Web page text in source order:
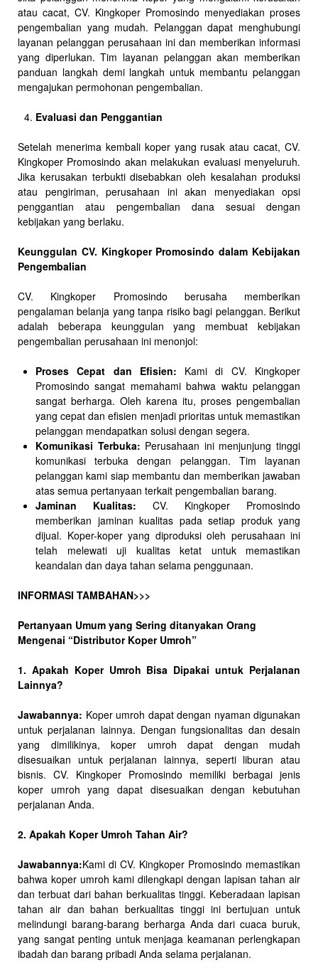
atau cacat, CV. Kingkoper Promosindo menyediakan proses
pengembalian yang mudah. Pelanggan dapat menghubungi
layanan pelanggan perusahaan ini dan memberikan informasi
yang diperlukan. Tim layanan pelanggan akan memberikan
panduan langkah demi langkah untuk membantu pelanggan
mengajukan permohonan pengembalian.
Evaluasi dan Penggantian
Setelah menerima kembali koper yang rusak atau cacat, CV.
Kingkoper Promosindo akan melakukan evaluasi menyeluruh.
Jika kerusakan terbukti disebabkan oleh kesalahan produksi
atau pengiriman, perusahaan ini akan menyediakan opsi
penggantian atau pengembalian dana sesuai dengan
kebijakan yang berlaku.
Keunggulan CV. Kingkoper Promosindo dalam Kebijakan
Pengembalian
CV. Kingkoper Promosindo berusaha memberikan
pengalaman belanja yang tanpa risiko bagi pelanggan. Berikut
adalah beberapa keunggulan yang membuat kebijakan
pengembalian perusahaan ini menonjol:
Proses Cepat dan Efisien: Kami di CV. Kingkoper
Promosindo sangat memahami bahwa waktu pelanggan
sangat berharga. Oleh karena itu, proses pengembalian
yang cepat dan efisien menjadi prioritas untuk memastikan
pelanggan mendapatkan solusi dengan segera.
Komunikasi Terbuka: Perusahaan ini menjunjung tinggi
komunikasi terbuka dengan pelanggan. Tim layanan
pelanggan kami siap membantu dan memberikan jawaban
atas semua pertanyaan terkait pengembalian barang.
Jaminan Kualitas: CV. Kingkoper Promosindo
memberikan jaminan kualitas pada setiap produk yang
dijual. Koper-koper yang diproduksi oleh perusahaan ini
telah melewati uji kualitas ketat untuk memastikan
keandalan dan daya tahan selama penggunaan.
INFORMASI TAMBAHAN>>>
Pertanyaan Umum yang Sering ditanyakan Orang
Mengenai “Distributor Koper Umroh”
1. Apakah Koper Umroh Bisa Dipakai untuk Perjalanan
Lainnya?
Jawabannya: Koper umroh dapat dengan nyaman digunakan
untuk perjalanan lainnya. Dengan fungsionalitas dan desain
yang dimilikinya, koper umroh dapat dengan mudah
disesuaikan untuk perjalanan lainnya, seperti liburan atau
bisnis. CV. Kingkoper Promosindo memiliki berbagai jenis
koper umroh yang dapat disesuaikan dengan kebutuhan
perjalanan Anda.
2. Apakah Koper Umroh Tahan Air?
Jawabannya:Kami di CV. Kingkoper Promosindo memastikan
bahwa koper umroh kami dilengkapi dengan lapisan tahan air
dan terbuat dari bahan berkualitas tinggi. Keberadaan lapisan
tahan air dan bahan berkualitas tinggi ini bertujuan untuk
melindungi barang-barang berharga Anda dari cuaca buruk,
yang sangat penting untuk menjaga keamanan perlengkapan
ibadah dan barang pribadi Anda selama perjalanan.